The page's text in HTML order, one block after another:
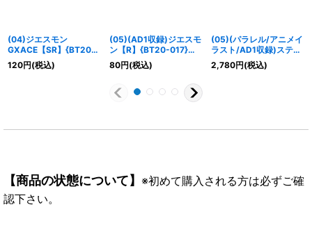
(04)ジエスモン
GXACE【SR】{BT20-
021}《多》
120円(税込)
(05)(AD1収録)ジエスモ
ン【R】{BT20-017}
《赤》
80円(税込)
(05)(パラレル/アニメイ
ラスト/AD1収録)スティ
ングモン【U-P】
{BT12-050}《緑》
2,780円(税込)
【商品の状態について】 ※初めて購入される方は必ずご確
認下さい。